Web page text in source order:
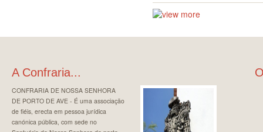
A Confraria...
CONFRARIA DE NOSSA SENHORA
DE PORTO DE AVE - É uma associação
de fiéis, erecta em pessoa jurídica
canónica pública, com sede no